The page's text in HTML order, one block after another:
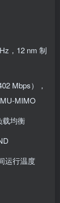
，12 nm 制
Mbps），
MIMO
载均衡
运行温度